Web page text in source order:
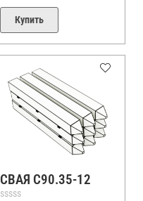
Купить
СВАЯ С90.35-12